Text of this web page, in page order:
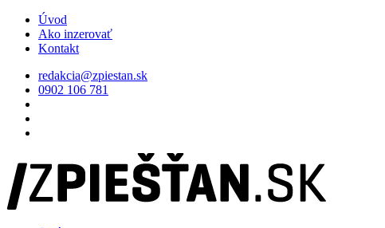
Úvod
Ako inzerovať
Kontakt
redakcia@zpiestan.sk
0902 106 781